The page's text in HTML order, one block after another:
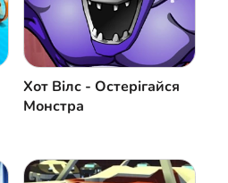
Хот Вілс - Остерігайся
Монстра